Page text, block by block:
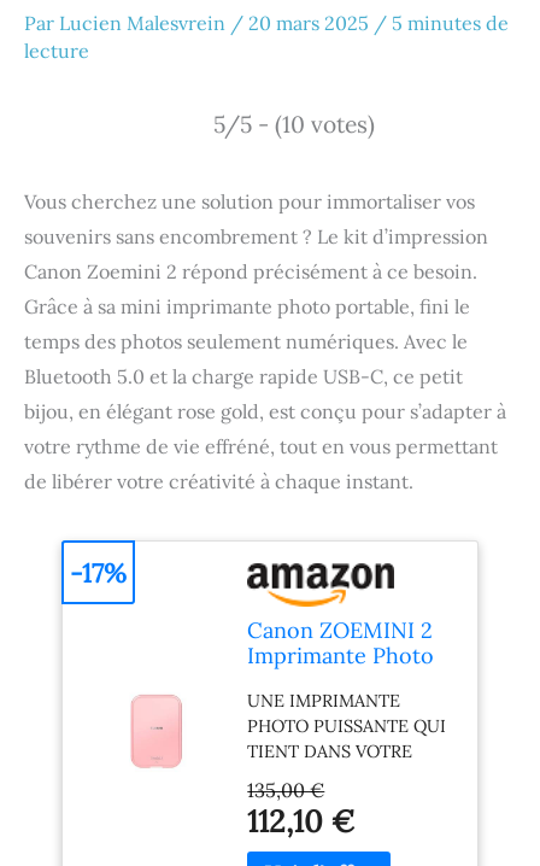
Par Lucien Malesvrein / 20 mars 2025 / 5 minutes de
lecture
5/5 - (10 votes)
Vous cherchez une solution pour immortaliser vos
souvenirs sans encombrement ? Le kit d’impression
Canon Zoemini 2 répond précisément à ce besoin.
Grâce à sa mini imprimante photo portable, fini le
temps des photos seulement numériques. Avec le
Bluetooth 5.0 et la charge rapide USB-C, ce petit
bijou, en élégant rose gold, est conçu pour s’adapter à
votre rythme de vie effréné, tout en vous permettant
de libérer votre créativité à chaque instant.
Canon ZOEMINI 2
Imprimante Photo
Thermique
Bluetooth
UNE IMPRIMANTE
PHOTO PUISSANTE QUI
TIENT DANS VOTRE
POCHE : libérez tout le
potentiel de l'impression
portable avec cette mini
imprimante portable au
135,00 €
112,10 €
-17%